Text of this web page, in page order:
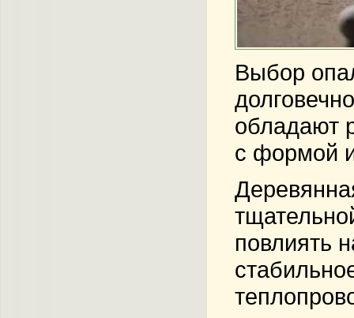
Выбор
обладают
с формой
повлиять